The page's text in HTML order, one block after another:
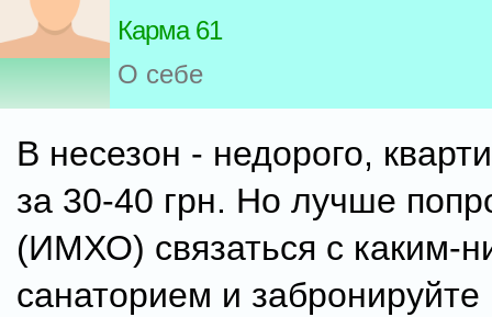
Карма 61
О себе
В несезон - недорого,
за 30-40 грн. Но лучше
(ИМХО) связаться с каким-
санаторием и